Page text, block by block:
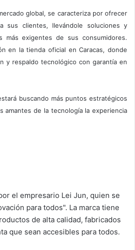
global, se caracteriza por ofrecer
sus clientes, llevándole soluciones y
más exigentes de sus consumidores.
en la tienda oficial en Caracas, donde
y respaldo tecnológico con garantía en
buscando más puntos estratégicos
amantes de la tecnología la experiencia
el empresario Lei Jun, quien se
para todos". La marca tiene
de alta calidad, fabricados
que sean accesibles para todos.